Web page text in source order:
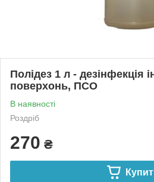
Полідез 1 л - дезінфекція
поверхонь, ПСО
В наявності
Роздріб
270 ₴